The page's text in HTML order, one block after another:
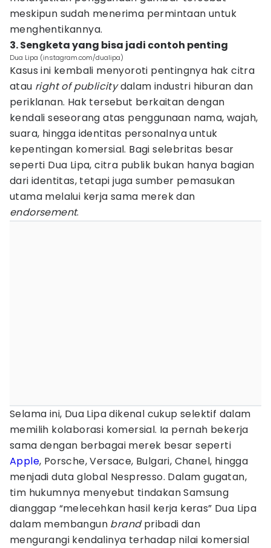
meskipun sudah menerima permintaan untuk
menghentikannya.
3. Sengketa yang bisa jadi contoh penting
Dua Lipa (instagram.com/dualipa)
Kasus ini kembali menyoroti pentingnya hak citra
atau right of publicitydalam industri hiburan dan
periklanan. Hak tersebut berkaitan dengan
kendali seseorang atas penggunaan nama, wajah,
suara, hingga identitas personalnya untuk
kepentingan komersial. Bagi selebritas besar
seperti Dua Lipa, citra publik bukan hanya bagian
dari identitas, tetapi juga sumber pemasukan
utama melalui kerja sama merek dan
endorsement.
Selama ini, Dua Lipa dikenal cukup selektif dalam
memilih kolaborasi komersial. Ia pernah bekerja
sama dengan berbagai merek besar seperti
Apple, Porsche, Versace, Bulgari, Chanel, hingga
menjadi duta global Nespresso. Dalam gugatan,
tim hukumnya menyebut tindakan Samsung
dianggap “melecehkan hasil kerja keras” Dua Lipa
dalam membangun brandpribadi dan
mengurangi kendalinya terhadap nilai komersial